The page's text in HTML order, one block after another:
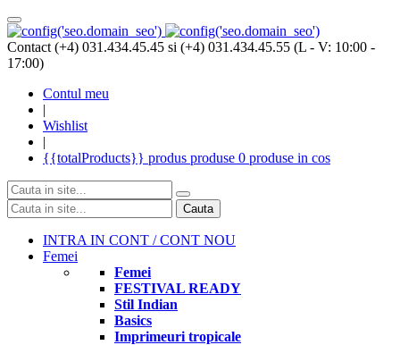
Contact (+4) 031.434.45.45 si (+4) 031.434.45.55 (L - V: 10:00 -
17:00)
Contul meu
|
Wishlist
|
{{totalProducts}} produs produse 0 produse in cos
Cauta
INTRA IN CONT / CONT NOU
Femei
Femei
FESTIVAL READY
Stil Indian
Basics
Imprimeuri tropicale